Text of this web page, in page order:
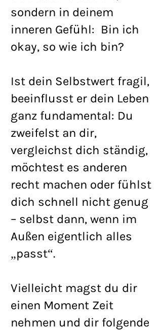
sondern in deinem
inneren Gefühl: Bin ich
okay, so wie ich bin?
Ist dein Selbstwert fragil,
beeinflusst er dein Leben
ganz fundamental: Du
zweifelst an dir,
vergleichst dich ständig,
möchtest es anderen
recht machen oder fühlst
dich schnell nicht genug
– selbst dann, wenn im
Außen eigentlich alles
„passt“.
Vielleicht magst du dir
einen Moment Zeit
nehmen und dir folgende